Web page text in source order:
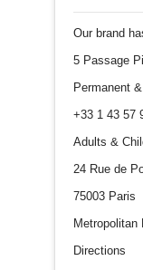
Our brand
5 Passage
Permanent
+33 1 43 57
Adults &
24 Rue de
75003 Paris
Metropolitan
Directions